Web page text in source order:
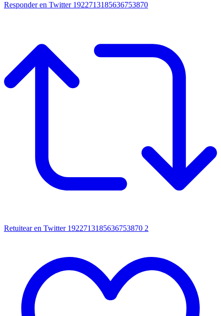
Responder en Twitter 1922713185636753870
Retuitear en Twitter 1922713185636753870 2